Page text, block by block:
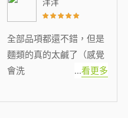
洋洋
全部品項都還不錯，但是
麵類的真的太鹹了（感覺
會洗
...看更多